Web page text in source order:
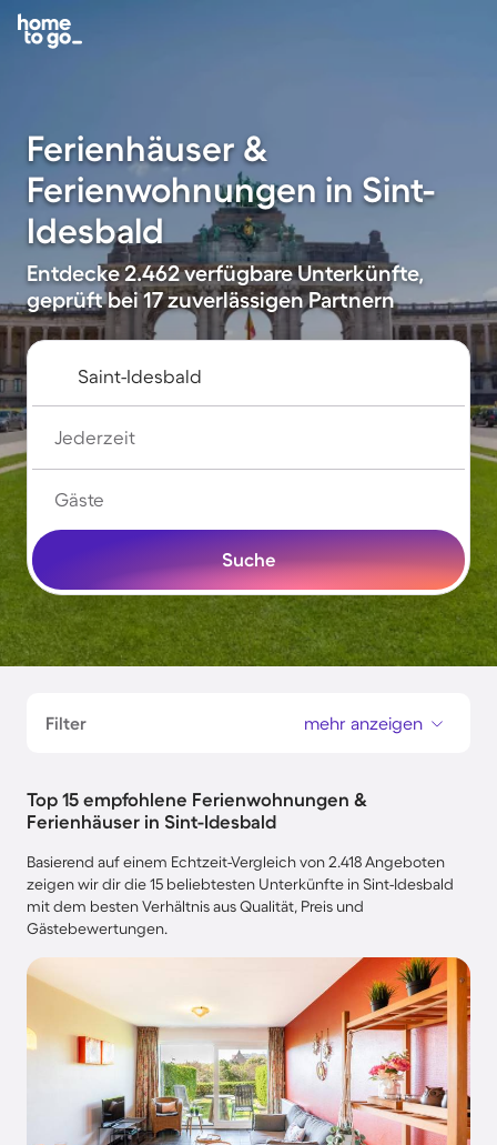
Ferienhäuser &
Ferienwohnungen in Sint-
Idesbald
Entdecke 2.462 verfügbare Unterkünfte,
geprüft bei 17 zuverlässigen Partnern
Jederzeit
Gäste
Suche
Filter mehr anzeigen
Top 15 empfohlene Ferienwohnungen &
Ferienhäuser in Sint-Idesbald
Basierend auf einem Echtzeit-Vergleich von 2.418 Angeboten
zeigen wir dir die 15 beliebtesten Unterkünfte in Sint-Idesbald
mit dem besten Verhältnis aus Qualität, Preis und
Gästebewertungen.